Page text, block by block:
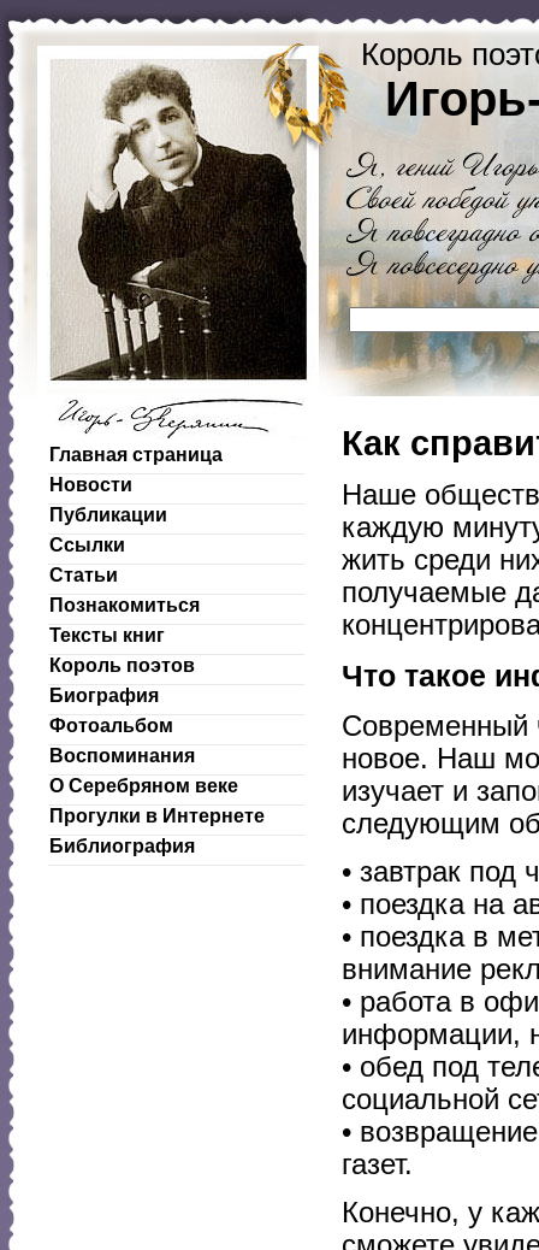
Король
Главная страница
Новости
Публикации
Ссылки
Статьи
Познакомиться
Тексты книг
Король поэтов
Биография
Фотоальбом
Воспоминания
О Серебряном веке
Прогулки в Интернете
Библиография
Как
Наше
каждую
жить среди
получаемые
Что такое
Современный
новое. Наш
изучает и
следующим
• завтрак под
• поездка на
• поездка в
внимание
• работа в
информации,
• обед под
социальной
•
газет.
Конечно, у